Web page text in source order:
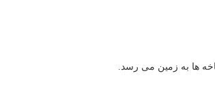
ها به زمین می رسد.